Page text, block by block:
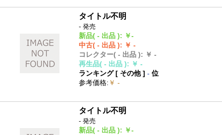
タイトル不明
- 発売
新品( - 出品 ): ￥-
中古( - 出品 ): ￥ -
コレクター( - 出品 ): ￥ -
再生品( - 出品 ): ￥ -
ランキング [ その他]- 位
参考価格: ￥ -
タイトル不明
- 発売
新品( - 出品 ): ￥-